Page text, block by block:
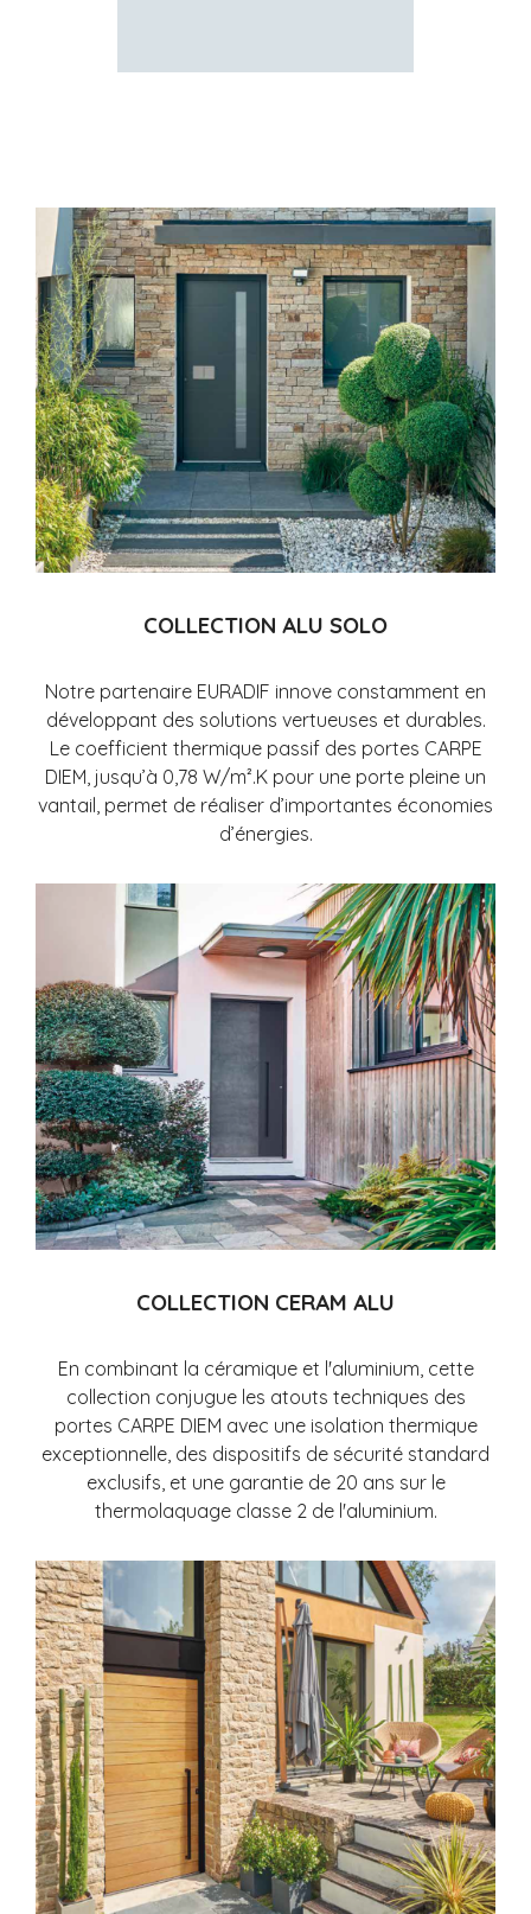
COLLECTION ALU SOLO
Notre partenaire EURADIF innove constamment en
développant des solutions vertueuses et durables.
Le coefficient thermique passif des portes CARPE
DIEM, jusqu’à 0,78 W/m².K pour une porte pleine un
vantail, permet de réaliser d’importantes économies
d’énergies.
COLLECTION CERAM ALU
En combinant la céramique et l'aluminium, cette
collection conjugue les atouts techniques des
portes CARPE DIEM avec une isolation thermique
exceptionnelle, des dispositifs de sécurité standard
exclusifs, et une garantie de 20 ans sur le
thermolaquage classe 2 de l'aluminium.